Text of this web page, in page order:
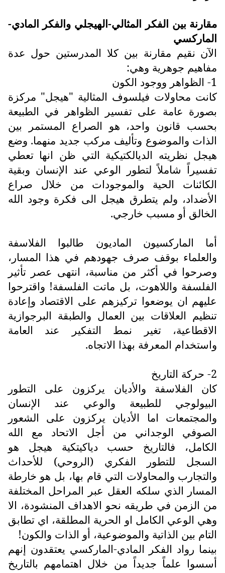
مقارنة بين الفكر المثالي-الهيجلي والفكر المادي-
الماركسي
الآن نقيم مقارنة بين كلا المدرستين حول عدة
مفاهيم جوهرية وهي:
1- الظواهر ووجود الكون
كانت محاولات فيلسوف المثالية "هيجل" مركزة
بصورة عامة على تفسير الظواهر في الطبيعة
بحسب قانون واحد، هو الصراع المستمر بين
الذات والموضوع وتأليف مركب جديد منهما. وضع
هيجل نظريته الديالكتيكية التي ظن انها تعطي
تفسيراً شاملاً لتطور الوعي عند الإنسان وبقية
الكائنات الحية والموجودات من خلال صراع
الأضداد، ولم يتطرق هيجل الى فكرة وجود الله
الخالق أو مسبب خارجي.
أما الماركسيون الماديون طالبوا الفلاسفة
والعلماء بوقف صرف جهودهم في هذا المسار،
وصرحوا في أكثر من مناسبة، انتهى عصر تأثير
الفلسفة واللاهوت، بل ماتت الفلسفة! واقترحوا
عليهم ان يوضعوا تركيزهم على الاقتصاد وإعادة
تنظيم العلاقات بين العمال والطبقة البرجوازية
الاقطاعية، تغير نمط التفكير عند العامة
واستخدام المعرفة بهذا الاتجاه.
2- حركة التاريخ
كان الفلاسفة والأديان يركزون على التطور
البيولوجي للطبيعة والوعي عند الإنسان
والمجتمعات اما الأديان يركزون على الشعور
الصوفي الوجداني من أجل الاتحاد مع الله
الكامل، فالتاريخ حسب دياكيتكية هيجل هو
السجل للتطور الفكري (الروحي) للأحداث
والتجارب والمحاولات التي قام بها، بل هو خارطة
المسار الذي سلكه العقل عبر المراحل المختلفة
من الزمن في طريقه نحو الاهداف المنشودة، الا
وهي الوعي الكامل او الحرية المطلقة، اي تطابق
التام بين الذاتية والموضوعية، أو الذات والكون!
بينما رواد الفكر المادي-الماركسي يعتقدون إنهم
أسسوا علماً جديداً من خلال اهتمامهم بالتاريخ